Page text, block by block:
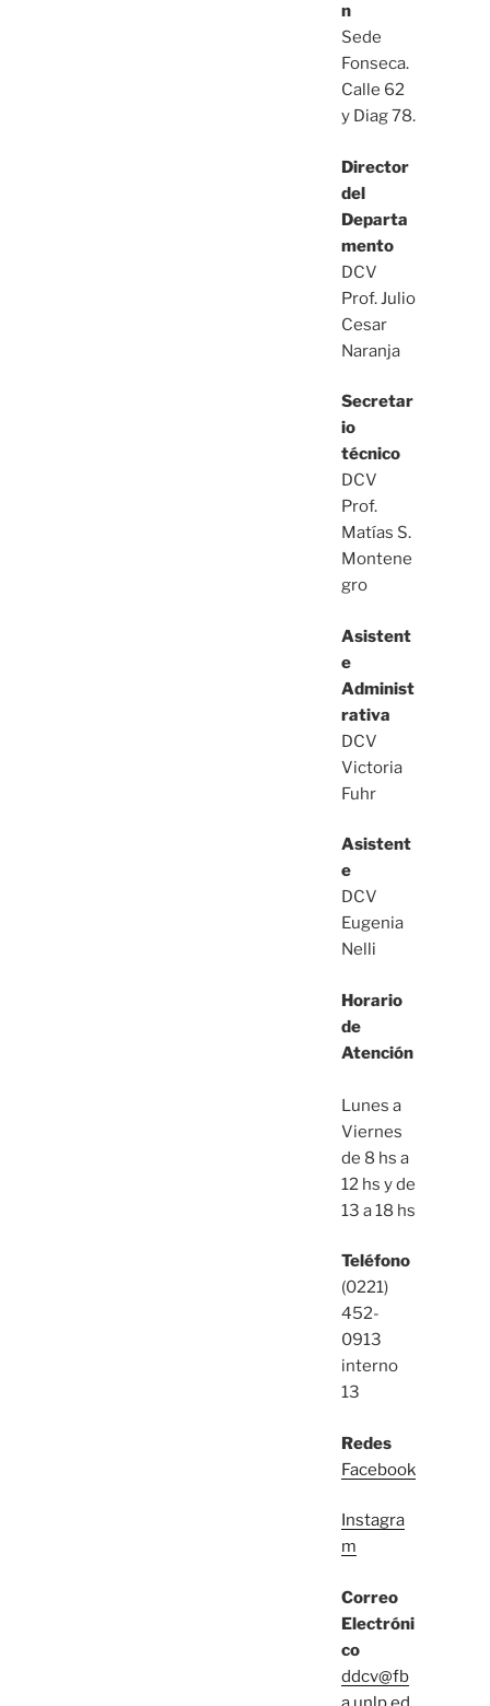
n
Sede
Fonseca.
Calle 62
y Diag 78.
Director
del
Departa
mento
DCV
Prof. Julio
Cesar
Naranja
Secretar
io
técnico
DCV
Prof.
Matías S.
Montene
gro
Asistent
e
Administ
rativa
DCV
Victoria
Fuhr
Asistent
e
DCV
Eugenia
Nelli
Horario
de
Atención
Lunes a
Viernes
de 8 hs a
12 hs y de
13 a 18 hs
Teléfono
(0221)
452-
0913
interno
13
Redes
Facebook
Instagra
m
Correo
Electróni
co
ddcv@fb